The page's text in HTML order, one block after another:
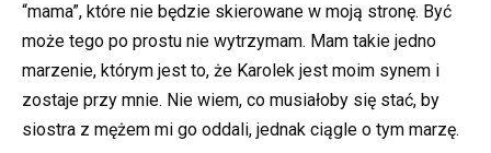
“mama”, które nie będzie skierowane w moją stronę. Być
może tego po prostu nie wytrzymam. Mam takie jedno
marzenie, którym jest to, że Karolek jest moim synem i
zostaje przy mnie. Nie wiem, co musiałoby się stać, by
siostra z mężem mi go oddali, jednak ciągle o tym marzę.